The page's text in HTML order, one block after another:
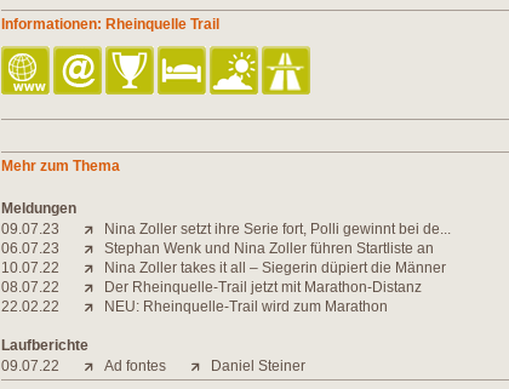
Informationen: Rheinquelle Trail
Mehr zum Thema
Meldungen
09.07.23
Nina Zoller setzt ihre Serie fort, Polli gewinnt bei de...
06.07.23
Stephan Wenk und Nina Zoller führen Startliste an
10.07.22
Nina Zoller takes it all – Siegerin düpiert die Männer
08.07.22
Der Rheinquelle-Trail jetzt mit Marathon-Distanz
22.02.22
NEU: Rheinquelle-Trail wird zum Marathon
Laufberichte
09.07.22
Ad fontes Daniel Steiner